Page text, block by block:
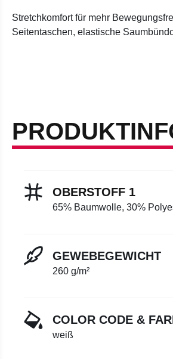
Stretchkomfort für mehr
Seitentaschen, elastische
OBERSTOFF 1
65% Baumwolle, 30%
GEWEBEGEWICHT
260 g/m²
COLOR CODE &
weiß